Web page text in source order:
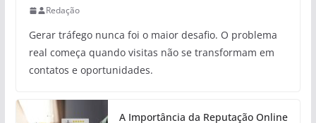
Redação
Gerar tráfego nunca foi o maior desafio. O problema
real começa quando visitas não se transformam em
contatos e oportunidades.
A Importância da Reputação Online